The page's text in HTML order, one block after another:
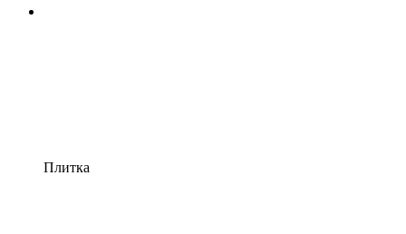
Плитка